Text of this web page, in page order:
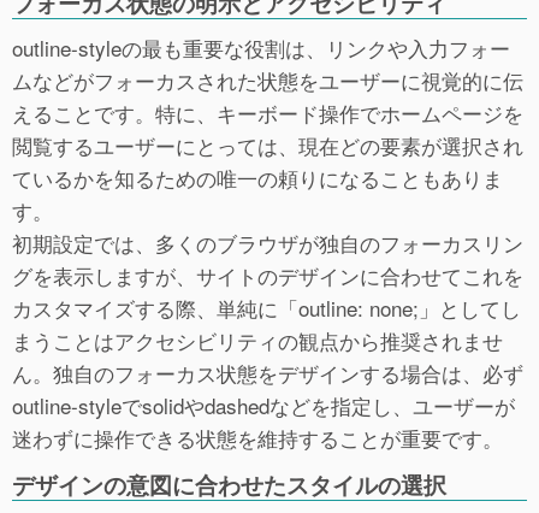
outline-styleの最も重要な役割は、リンクや入力フォー
ムなどがフォーカスされた状態をユーザーに視覚的に伝
えることです。特に、キーボード操作でホームページを
閲覧するユーザーにとっては、現在どの要素が選択され
ているかを知るための唯一の頼りになることもありま
す。
初期設定では、多くのブラウザが独自のフォーカスリン
グを表示しますが、サイトのデザインに合わせてこれを
カスタマイズする際、単純に「outline: none;」としてし
まうことはアクセシビリティの観点から推奨されませ
ん。独自のフォーカス状態をデザインする場合は、必ず
outline-styleでsolidやdashedなどを指定し、ユーザーが
迷わずに操作できる状態を維持することが重要です。
デザインの意図に合わせたスタイルの選択